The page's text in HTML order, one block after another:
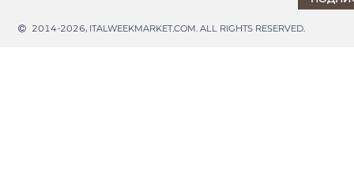
2014-2026, ITALWEEKMARKET.COM. ALL RIGHTS RESERVED.